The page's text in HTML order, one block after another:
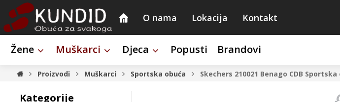
O nama Lokacija Kontakt
Žene Muškarci Djeca Popusti Brandovi
Proizvodi Muškarci Sportska obuća Skechers 210021 Benago CDB Sportska
Kategorije